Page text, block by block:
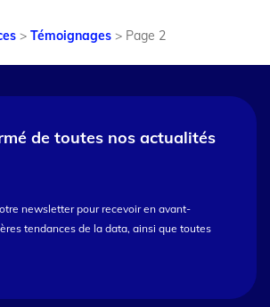
> Témoignages > Page 2
de toutes nos actualités
newsletter pour recevoir en avant-
tendances de la data, ainsi que toutes